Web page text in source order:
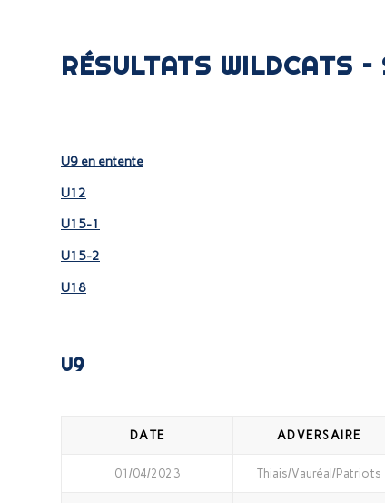
RÉSULTATS WILDCATS
U9 en entente
U12
U15-1
U15-2
U18
U9
DATE ADVERSAIRE
01/04/2023 Thiais/Vauréal/Patriots